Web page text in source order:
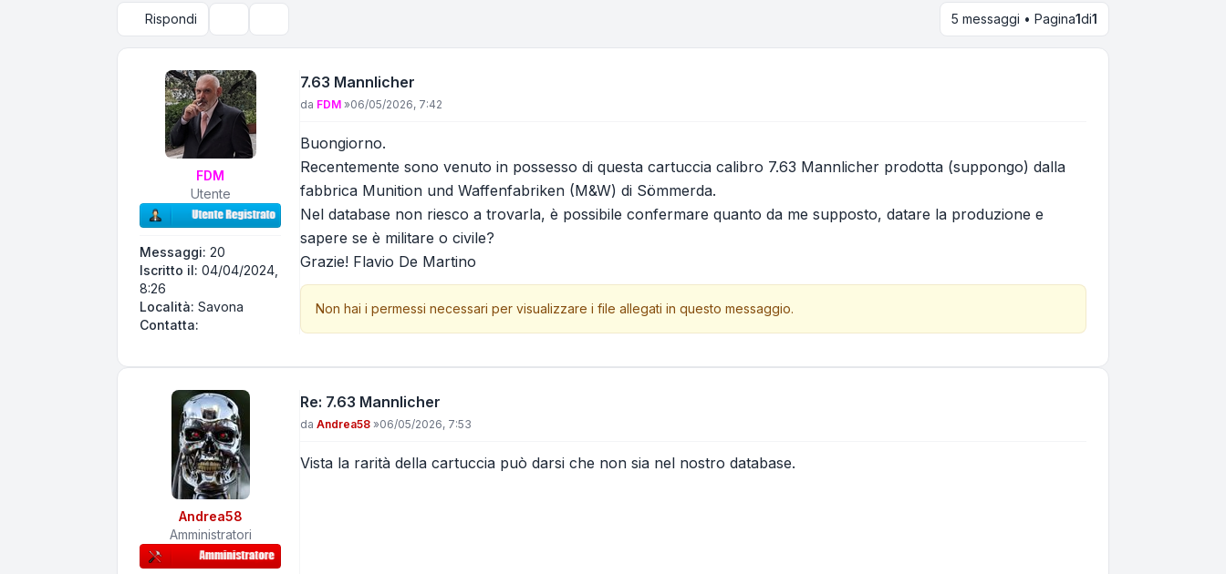
Rispondi 5 messaggi • Pagina1di1
FDM
Utente
Messaggi: 20
Iscritto il: 04/04/2024,
8:26
Località: Savona
Contatta:
7.63 Mannlicher
Messaggio
da FDM »06/05/2026, 7:42
Buongiorno.
Recentemente sono venuto in possesso di questa cartuccia calibro 7.63 Mannlicher prodotta (suppongo) dalla
fabbrica Munition und Waffenfabriken (M&W) di Sömmerda.
Nel database non riesco a trovarla, è possibile confermare quanto da me supposto, datare la produzione e
sapere se è militare o civile?
Grazie! Flavio De Martino
Non hai i permessi necessari per visualizzare i file allegati in questo messaggio.
Andrea58
Amministratori
Re: 7.63 Mannlicher
Messaggio
da Andrea58 »06/05/2026, 7:53
Vista la rarità della cartuccia può darsi che non sia nel nostro database.